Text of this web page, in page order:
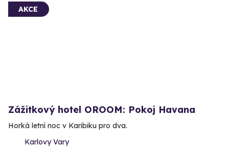
AKCE
Zážitkový hotel OROOM: Pokoj Havana
Horká letní noc v Karibiku pro dva.
Karlovy Vary